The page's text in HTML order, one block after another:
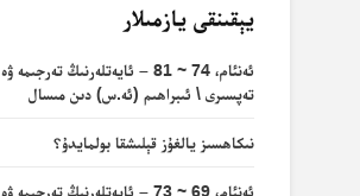
يېقىنقى يازمىلار
ئەنئام، 74 ~ 81 – ئايەتلەرنىڭ تەرجىمە ۋە
تەپسىرى \ ئىبراھىم (ئە.س) دىن مىسال
نىكاھسىز يالغۇز قېلىشقا بولمايدۇ؟
ئەنئام، 69 ~ 73 – ئايەتلەرنىڭ تەرجىمە ۋە